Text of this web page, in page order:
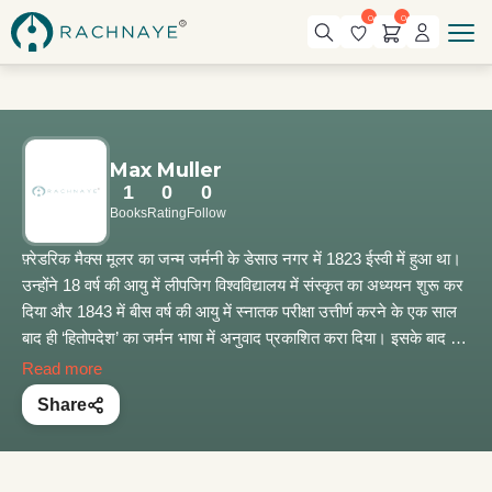
0 0
Max Muller
1
Books
0
Rating
0
Follow
फ़्रेडरिक मैक्स मूलर का जन्म जर्मनी के डेसाउ नगर में 1823 ईस्वी में हुआ था।
उन्होंने 18 वर्ष की आयु में लीपजिग विश्वविद्यालय में संस्कृत का अध्ययन शुरू कर
दिया और 1843 में बीस वर्ष की आयु में स्नातक परीक्षा उत्तीर्ण करने के एक साल
बाद ही ‘हितोपदेश’ का जर्मन भाषा में अनुवाद प्रकाशित करा दिया। इसके बाद तो
संस्कृत के प्राचीन ग्रन्‍थों के अनुवादों का सिलसिला शुरू हो गया। ‘कठोपनिषद्’
और ‘केनोपनिषद्’ का जर्मन भाषा में अनुवाद करने के बाद उन्होंने ‘मेघदूत’ का
जर्मन भाषा में पद्यानुवाद किया। 1846 में मैक्स मूलर लन्दन के इंडिया हाउस में
Read more
Share